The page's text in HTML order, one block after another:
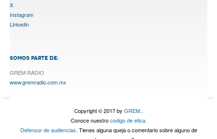
X
Instagram
Linkedin
SOMOS PARTE DE:
GREM RADIO
www.gremradio.com.mx
Copyright © 2017 by GREM..
Conoce nuestrocodigo de etica.
Defensor de audiencias. Tienes alguna queja o comentario sobre alguno de